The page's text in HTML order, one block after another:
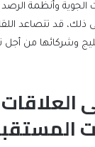
الجوية وأنظمة
ذلك، قد تتصاعد
وشركائها من